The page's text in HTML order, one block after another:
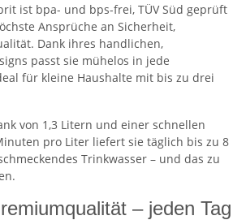
ist bpa- und bps-frei, TÜV Süd geprüft
Ansprüche an Sicherheit,
Dank ihres handlichen,
passt sie mühelos in jede
für kleine Haushalte mit bis zu drei
von 1,3 Litern und einer schnellen
pro Liter liefert sie täglich bis zu 8
Trinkwasser – und das zu
– jeden Tag